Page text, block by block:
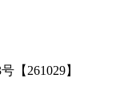
【261029】